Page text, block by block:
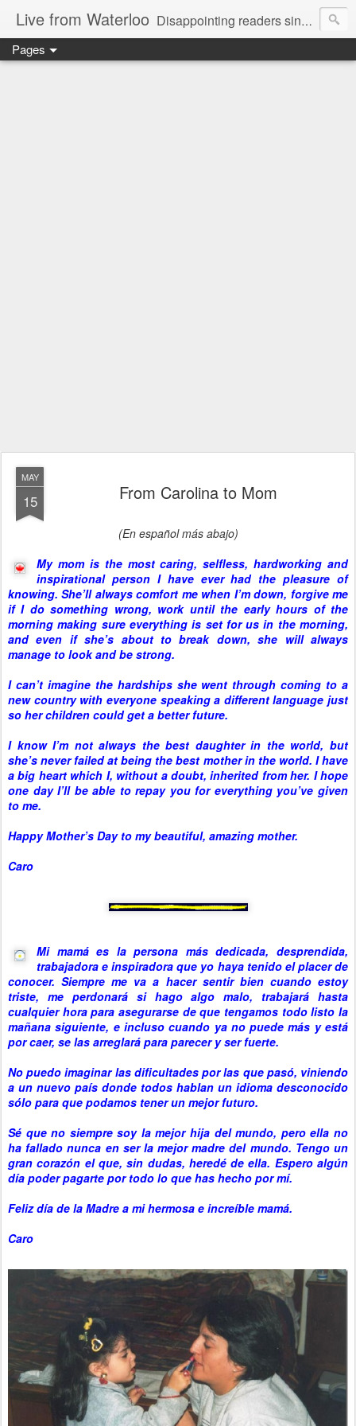
Live from Waterloo Disappointing readers since 2006
Pages
MAY
15 From Carolina to Mom
(En español más abajo)
My mom is the most caring, selfless, hardworking and
inspirational person I have ever had the pleasure of
knowing. She’ll always comfort me when I’m down, forgive me
if I do something wrong, work until the early hours of the
morning making sure everything is set for us in the morning,
and even if she’s about to break down, she will always
manage to look and be strong.
I can’t imagine the hardships she went through coming to a
new country with everyone speaking a different language just
so her children could get a better future.
I know I’m not always the best daughter in the world, but
she’s never failed at being the best mother in the world. I have
a big heart which I, without a doubt, inherited from her. I hope
one day I’ll be able to repay you for everything you’ve given
to me.
Happy Mother’s Day to my beautiful, amazing mother.
Caro
Mi mamá es la persona más dedicada, desprendida,
trabajadora e inspiradora que yo haya tenido el placer de
conocer. Siempre me va a hacer sentir bien cuando estoy
triste, me perdonará si hago algo malo, trabajará hasta
cualquier hora para asegurarse de que tengamos todo listo la
mañana siguiente, e incluso cuando ya no puede más y está
por caer, se las arreglará para parecer y ser fuerte.
No puedo imaginar las dificultades por las que pasó, viniendo
a un nuevo país donde todos hablan un idioma desconocido
sólo para que podamos tener un mejor futuro.
Sé que no siempre soy la mejor hija del mundo, pero ella no
ha fallado nunca en ser la mejor madre del mundo. Tengo un
gran corazón el que, sin dudas, heredé de ella. Espero algún
día poder pagarte por todo lo que has hecho por mí.
Feliz día de la Madre a mi hermosa e increíble mamá.
Caro